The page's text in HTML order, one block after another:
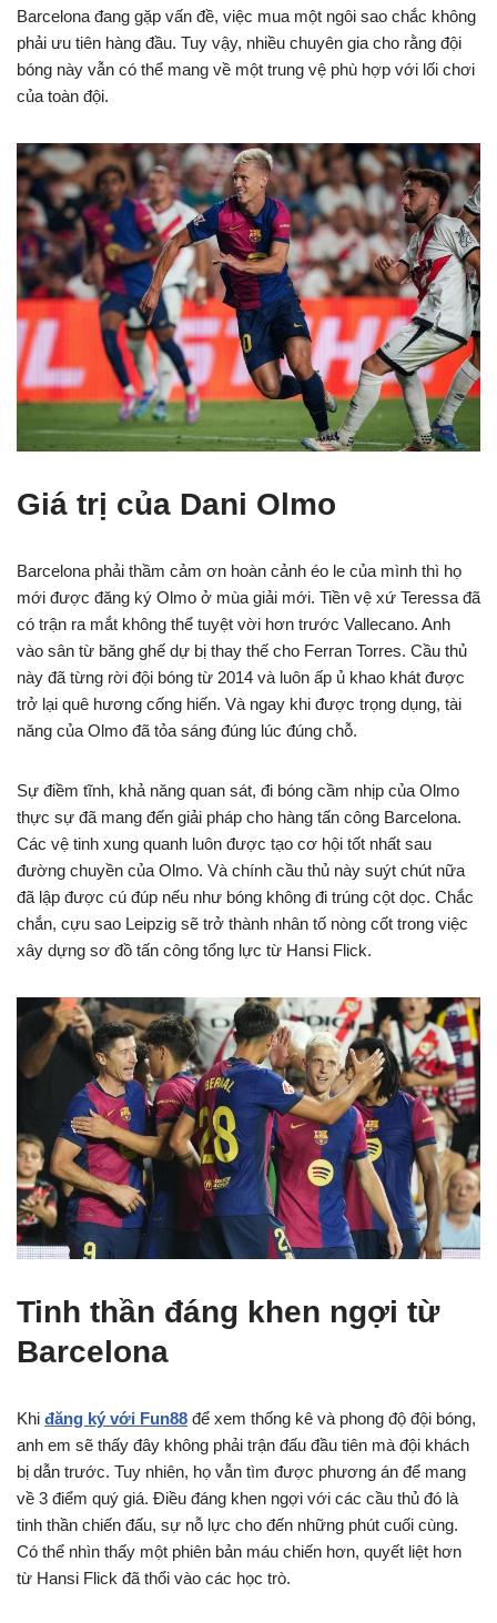
Barcelona đang gặp vấn đề, việc mua một ngôi sao chắc không
phải ưu tiên hàng đầu. Tuy vậy, nhiều chuyên gia cho rằng đội
bóng này vẫn có thể mang về một trung vệ phù hợp với lối chơi
của toàn đội.
Giá trị của Dani Olmo
Barcelona phải thầm cảm ơn hoàn cảnh éo le của mình thì họ
mới được đăng ký Olmo ở mùa giải mới. Tiền vệ xứ Teressa đã
có trận ra mắt không thể tuyệt vời hơn trước Vallecano. Anh
vào sân từ băng ghế dự bị thay thế cho Ferran Torres. Cầu thủ
này đã từng rời đội bóng từ 2014 và luôn ấp ủ khao khát được
trở lại quê hương cống hiến. Và ngay khi được trọng dụng, tài
năng của Olmo đã tỏa sáng đúng lúc đúng chỗ.
Sự điềm tĩnh, khả năng quan sát, đi bóng cầm nhịp của Olmo
thực sự đã mang đến giải pháp cho hàng tấn công Barcelona.
Các vệ tinh xung quanh luôn được tạo cơ hội tốt nhất sau
đường chuyền của Olmo. Và chính cầu thủ này suýt chút nữa
đã lập được cú đúp nếu như bóng không đi trúng cột dọc. Chắc
chắn, cựu sao Leipzig sẽ trở thành nhân tố nòng cốt trong việc
xây dựng sơ đồ tấn công tổng lực từ Hansi Flick.
Tinh thần đáng khen ngợi từ
Barcelona
Khi đăng ký với Fun88 để xem thống kê và phong độ đội bóng,
anh em sẽ thấy đây không phải trận đấu đầu tiên mà đội khách
bị dẫn trước. Tuy nhiên, họ vẫn tìm được phương án để mang
về 3 điểm quý giá. Điều đáng khen ngợi với các cầu thủ đó là
tinh thần chiến đấu, sự nỗ lực cho đến những phút cuối cùng.
Có thể nhìn thấy một phiên bản máu chiến hơn, quyết liệt hơn
từ Hansi Flick đã thổi vào các học trò.